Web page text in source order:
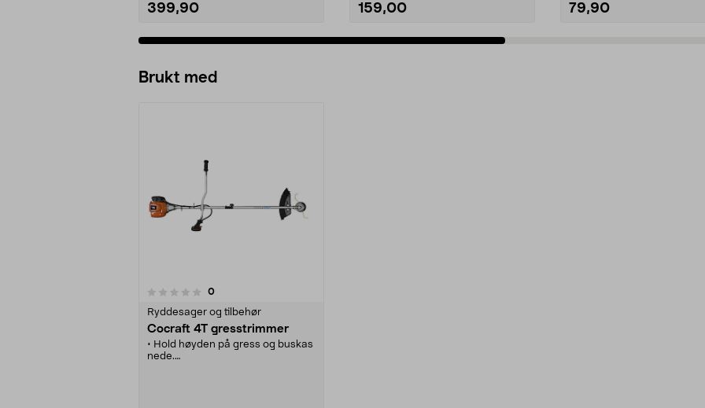
399,90 159,00 79,90
Brukt med
0anmeldelser
Ryddesager og tilbehør
Cocraft 4T gresstrimmer
• Hold høyden på gress og buskas
nede.